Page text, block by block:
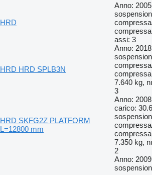
HRD
Anno:
assi: 3
HRD HRD SPLB3N
Anno:
7.640 kg,
3
HRD SKFG2Z PLATFORM
L=12800 mm
Anno:
carico:
7.350 kg,
2
Anno: